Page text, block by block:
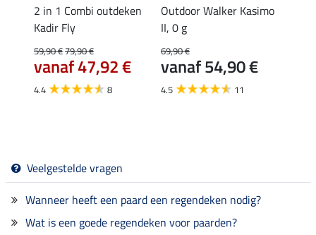
2 in 1 Combi outdeken
Kadir Fly
59,90 €79,90 €
vanaf 47,92 €
4.4 8
Outdoor Walker Kasimo
II, 0 g
69,90 €
vanaf 54,90 €
4.5 11
Veelgestelde vragen
Wanneer heeft een paard een regendeken nodig?
Wat is een goede regendeken voor paarden?